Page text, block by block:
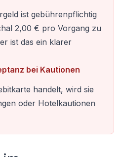
ist gebührenpflichtig
2,00 € pro Vorgang zu
ist das ein klarer
bei Kautionen
handelt, wird sie
oder Hotelkautionen